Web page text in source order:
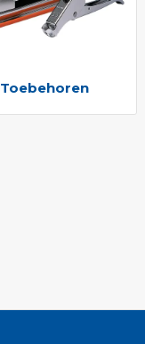
Toebehoren